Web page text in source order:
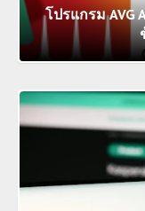
โปรแกรม AVG